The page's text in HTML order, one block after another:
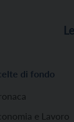
di fondo
e Lavoro